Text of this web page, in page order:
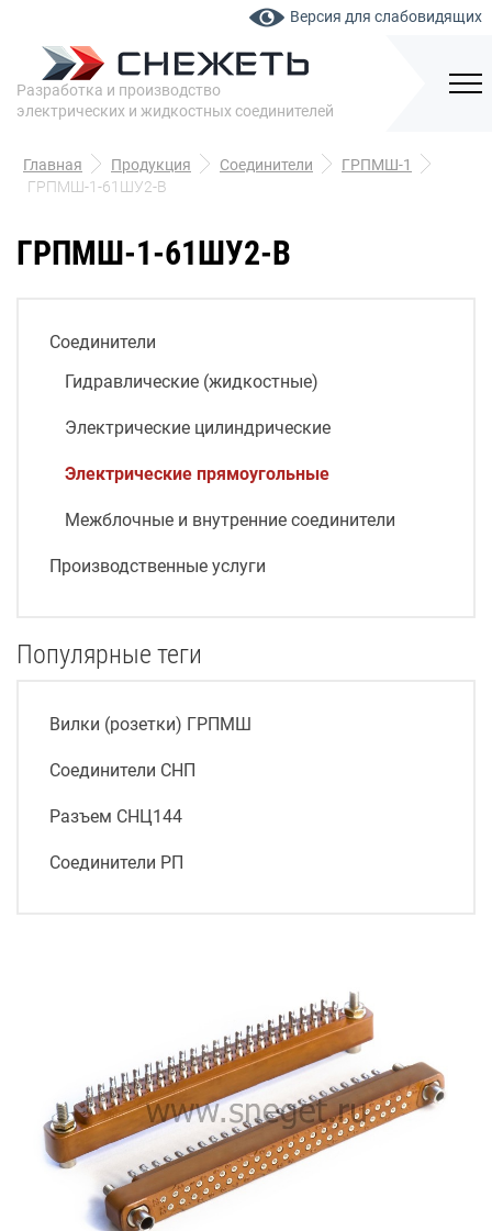
Версия для слабовидящих
Разработка и производство
электрических и жидкостных соединителей
Главная Продукция Соединители
ГРПМШ-1
ГРПМШ-1-61ШУ2-В
ГРПМШ-1-61ШУ2-В
Соединители
Гидравлические (жидкостные)
Электрические цилиндрические
Электрические прямоугольные
Межблочные и внутренние соединители
Производственные услуги
Популярные теги
Вилки (розетки) ГРПМШ
Соединители СНП
Разъем СНЦ144
Соединители РП